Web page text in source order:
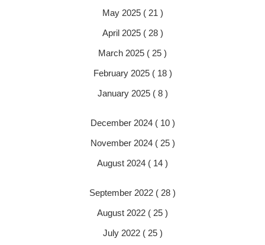
May 2025 ( 21 )
April 2025 ( 28 )
March 2025 ( 25 )
February 2025 ( 18 )
January 2025 ( 8 )
December 2024 ( 10 )
November 2024 ( 25 )
August 2024 ( 14 )
September 2022 ( 28 )
August 2022 ( 25 )
July 2022 ( 25 )